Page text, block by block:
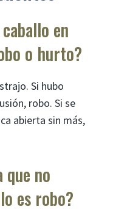
en
o hurto?
Si hubo
robo. Si se
abierta sin más,
no
es robo?